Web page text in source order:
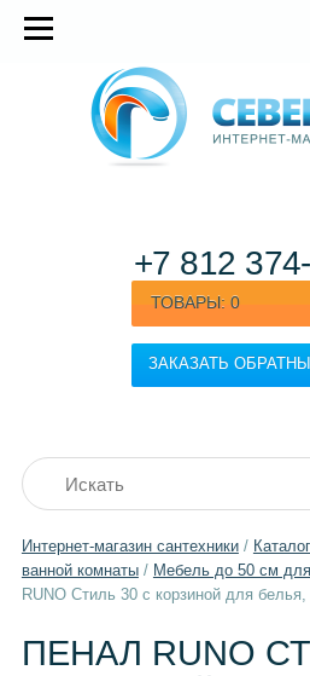
ТОВАРЫ: 0
ЗАКАЗАТЬ
+7 812
Интернет-магазин сантехники/
ванной комнаты/ Мебель до 50 см
RUNO Стиль 30 с корзиной для
ПЕНАЛ RUNO